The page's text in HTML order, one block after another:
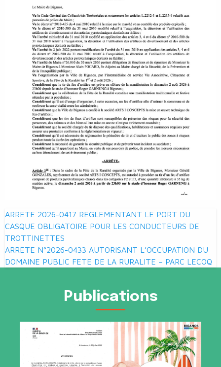
Navigation
de
l’article
ARRETE 2026-0417 REGLEMENTANT LE PORT DU
CASQUE OBLIGATOIRE POUR LES CONDUCTEURS DE
TROTTINETTES
ARRETE N°2026-0433 AUTORISANT L’OCCUPATION DU
DOMAINE PUBLIC FETE DE LA RURALITE – PARC LECOQ
Publications